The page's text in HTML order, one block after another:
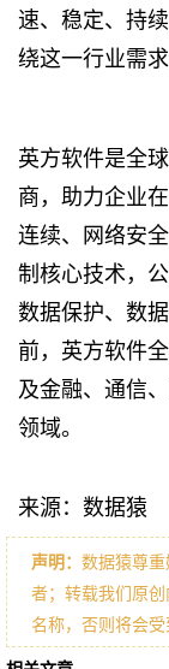
速、稳定、持
绕这一行业需
英方软件是全
商，助力企业
连续、网络安
制核心技术，
数据保护、数
前，英方软件
及金融、通信
领域。
来源：数据猿
声明： 数据猿尊
者；转载我们原
名称，否则将会受